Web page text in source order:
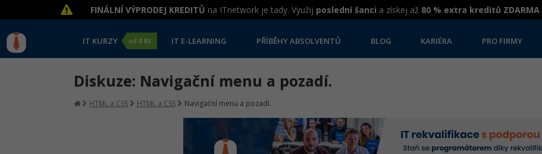
FINÁLNÍ VÝPRODEJ KREDITŮ na ITnetwork je tady. Využij poslední šanci a získej až 80 % extra kreditů ZDARMA
IT KURZY od 0 Kč IT E-LEARNING PŘÍBĚHY ABSOLVENTŮ BLOG KARIÉRA PRO FIRMY
Diskuze: Navigační menu a pozadí.
HTML a CSS HTML a CSS Navigační menu a pozadí.